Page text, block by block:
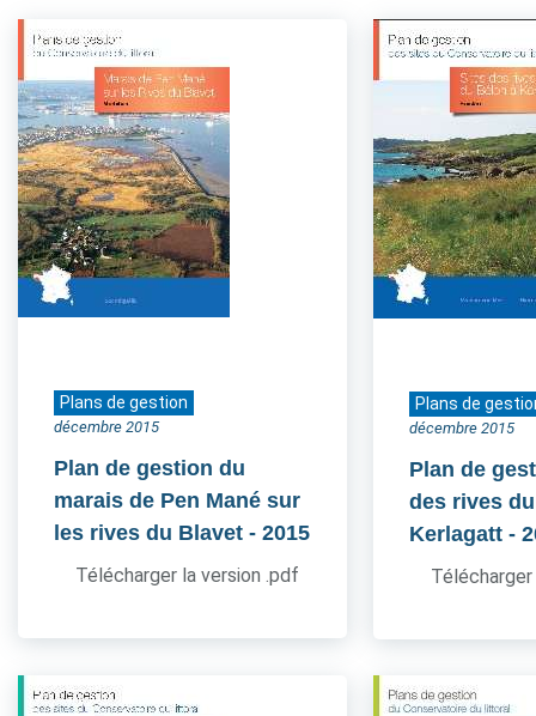
Plans de gestion
décembre 2015
Plan de gestion du
marais de Pen Mané sur
les rives du Blavet - 2015
Télécharger la version .pdf
Plans de
décembre 2015
Plan de
des rives
Kerlagatt -